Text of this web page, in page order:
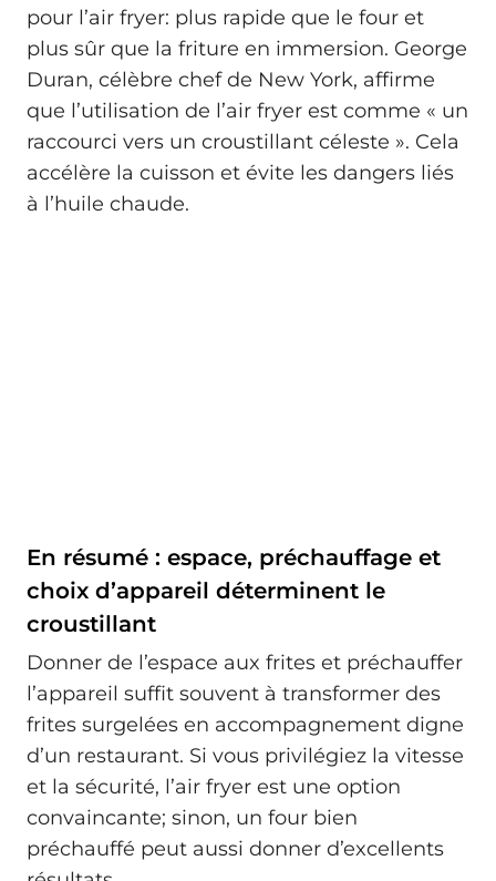
pour l’air fryer: plus rapide que le four et
plus sûr que la friture en immersion. George
Duran, célèbre chef de New York, affirme
que l’utilisation de l’air fryer est comme « un
raccourci vers un croustillant céleste ». Cela
accélère la cuisson et évite les dangers liés
à l’huile chaude.
En résumé : espace, préchauffage et
choix d’appareil déterminent le
croustillant
Donner de l’espace aux frites et préchauffer
l’appareil suffit souvent à transformer des
frites surgelées en accompagnement digne
d’un restaurant. Si vous privilégiez la vitesse
et la sécurité, l’air fryer est une option
convaincante; sinon, un four bien
préchauffé peut aussi donner d’excellents